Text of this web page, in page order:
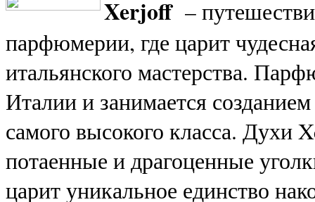
Xerjoff–
парфюмерии, где царит
итальянского мастерства.
Италии и занимается
самого высокого класса. Духи
потаенные и драгоценные
царит уникальное единство